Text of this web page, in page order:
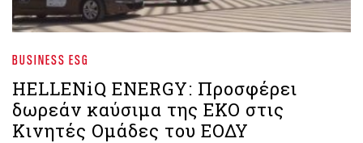
BUSINESS ESG
HELLENiQ ENERGY: Προσφέρει
δωρεάν καύσιμα της ΕΚΟ στις
Κινητές Ομάδες του ΕΟΔΥ